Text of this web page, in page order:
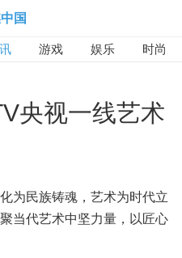
国
游戏 娱乐 时尚
央视一线艺术
为民族铸魂，艺术为时代立
当代艺术中坚力量，以匠心